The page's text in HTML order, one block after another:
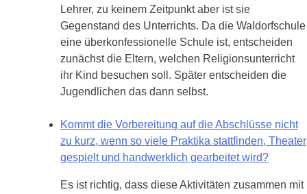
Lehrer, zu keinem Zeitpunkt aber ist sie
Gegenstand des Unterrichts. Da die Waldorfschule
eine überkonfessionelle Schule ist, entscheiden
zunächst die Eltern, welchen Religionsunterricht
ihr Kind besuchen soll. Später entscheiden die
Jugendlichen das dann selbst.
Kommt die Vorbereitung auf die Abschlüsse nicht
zu kurz, wenn so viele Praktika stattfinden, Theater
gespielt und handwerklich gearbeitet wird?
Es ist richtig, dass diese Aktivitäten zusammen mit